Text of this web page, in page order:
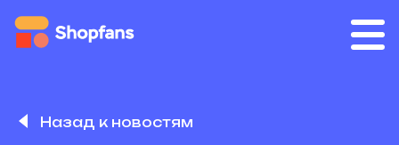
Назад к новостям